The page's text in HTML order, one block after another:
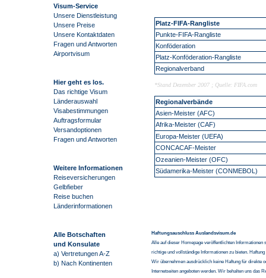
Visum-Service
Unsere Dienstleistung
Unsere Preise
Unsere Kontaktdaten
Fragen und Antworten
Airportvisum
Hier geht es los.
Das richtige Visum
Länderauswahl
Visabestimmungen
Auftragsformular
Versandoptionen
Fragen und Antworten
Weitere Informationen
Reiseversicherungen
Gelbfieber
Reise buchen
Länderinformationen
Alle Botschaften
und Konsulate
a) Vertretungen A-Z
b) Nach Kontinenten
Platz-FIFA-Rangliste
Punkte-FIFA-Rangliste
Konföderation
Platz-Konföderation-Rangliste
Regionalverband
*Stand Dezember 2007 ; Quelle: FIFA.com
Regionalverbände
Asien-Meister (AFC)
Afrika-Meister (CAF)
Europa-Meister (UEFA)
CONCACAF-Meister
Ozeanien-Meister (OFC)
Südamerika-Meister (CONMEBOL)
Haftungsauschluss Auslandsvisum.de
Alle auf dieser Homepage veröffentlichten
richtige und vollständige Informationen zu bieten.
Wir übernehmen ausdrücklich keine Haftung für direkte
Internetseiten angeboten werden. Wir behalten uns das